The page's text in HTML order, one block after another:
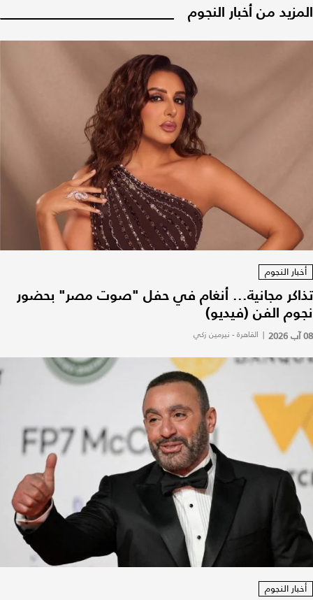
المزيد من أخبار النجوم
أخبار النجوم
تذاكر مجانية... أنغام في حفل "صوت مصر" بحضور
نجوم الفن (فيديو)
08 آب 2026 | القاهرة - نيرمين زكي
أخبار النجوم